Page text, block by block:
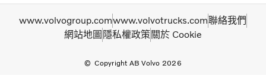
Copyright AB Volvo 2026
www.volvogroup.comwww.volvotrucks.com聯絡我們
網站地圖 隱私權政策關於 Cookie